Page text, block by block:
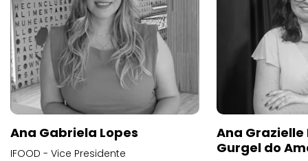
Ana Gabriela Lopes
IFOOD - Vice Presidente
Ana
Gurgel do